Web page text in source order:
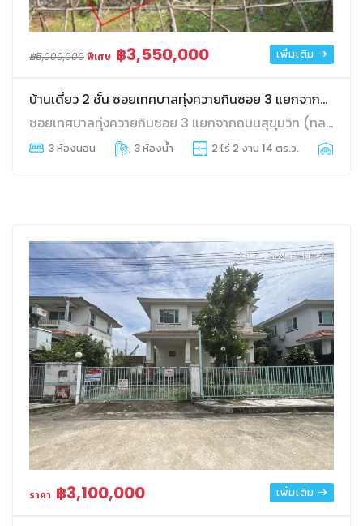
฿5,000,000พิเศษ ฿3,550,000 เพิ่มเติม
บ้านเดี่ยว 2 ชั้น ซอยเทศบาลทุ่งควายกินซอย 3 แยกจากถนนสุขุมวิท (ทล.3)
ซอยเทศบาลทุ่งควายกินซอย 3 แยกจากถนนสุขุมวิท (ทล.3)
3 ห้องนอน 3 ห้องน้ำ 2 ไร่ 2 งาน 14 ตร.ว.
ราคา ฿3,100,000 เพิ่มเติม